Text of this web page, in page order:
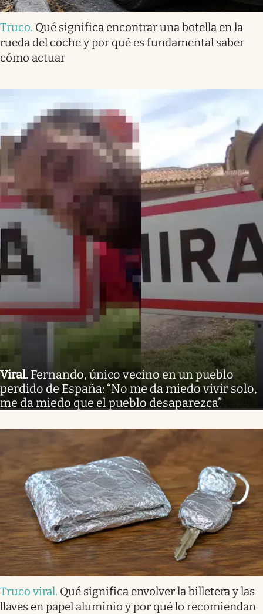
Truco. Qué significa encontrar una botella en la
rueda del coche y por qué es fundamental saber
cómo actuar
Viral. Fernando, único vecino en un pueblo
perdido de España: “No me da miedo vivir solo,
me da miedo que el pueblo desaparezca”
Truco viral. Qué significa envolver la billetera y las
llaves en papel aluminio y por qué lo recomiendan